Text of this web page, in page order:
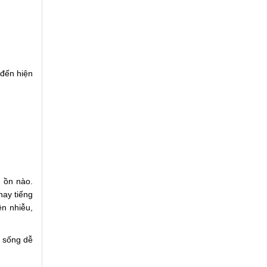
hiện
nào.
tiếng
nhiễu,
dễ